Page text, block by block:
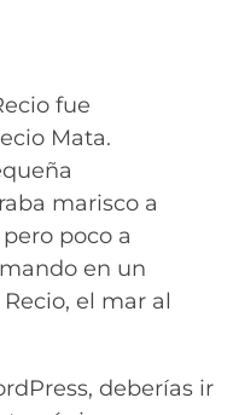
fue
Mata.
marisco a
poco a
en un
el mar al
deberías ir